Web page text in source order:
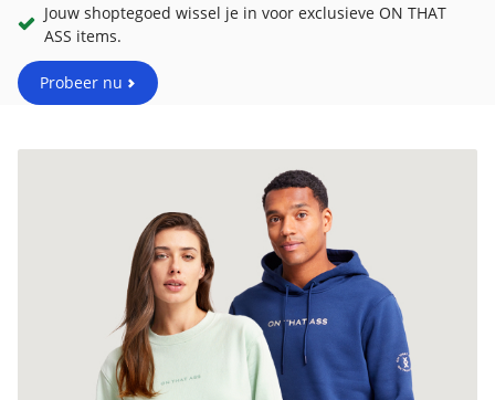
Jouw shoptegoed wissel je in voor exclusieve ON THAT
ASS items.
Probeer nu